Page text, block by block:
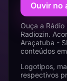
Ouvir no
Ouça a
Radiozin.
Araçatuba -
conteúdos
Logotipos,
respectivos